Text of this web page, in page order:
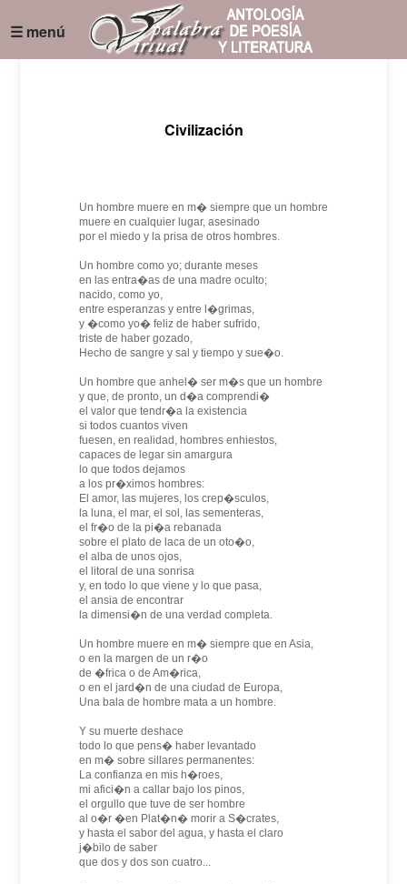
☰ menú
Civilización
Un hombre muere en m� siempre que un hombre
muere en cualquier lugar, asesinado
por el miedo y la prisa de otros hombres.
Un hombre como yo; durante meses
en las entra�as de una madre oculto;
nacido, como yo,
entre esperanzas y entre l�grimas,
y �como yo� feliz de haber sufrido,
triste de haber gozado,
Hecho de sangre y sal y tiempo y sue�o.
Un hombre que anhel� ser m�s que un hombre
y que, de pronto, un d�a comprendi�
el valor que tendr�a la existencia
si todos cuantos viven
fuesen, en realidad, hombres enhiestos,
capaces de legar sin amargura
lo que todos dejamos
a los pr�ximos hombres:
El amor, las mujeres, los crep�sculos,
la luna, el mar, el sol, las sementeras,
el fr�o de la pi�a rebanada
sobre el plato de laca de un oto�o,
el alba de unos ojos,
el litoral de una sonrisa
y, en todo lo que viene y lo que pasa,
el ansia de encontrar
la dimensi�n de una verdad completa.
Un hombre muere en m� siempre que en Asia,
o en la margen de un r�o
de �frica o de Am�rica,
o en el jard�n de una ciudad de Europa,
Una bala de hombre mata a un hombre.
Y su muerte deshace
todo lo que pens� haber levantado
en m� sobre sillares permanentes:
La confianza en mis h�roes,
mi afici�n a callar bajo los pinos,
el orgullo que tuve de ser hombre
al o�r �en Plat�n� morir a S�crates,
y hasta el sabor del agua, y hasta el claro
j�bilo de saber
que dos y dos son cuatro...